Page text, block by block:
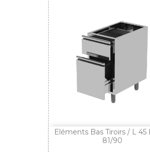
Eléments Bas Tiroirs / L 45
81/90